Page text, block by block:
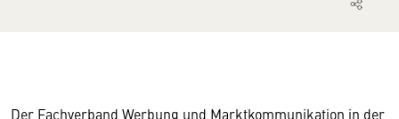
Der Fachverband Werbung und Marktkommunikation in der